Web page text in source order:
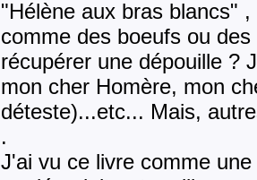
"Hélène aux bras blancs"
comme des boeufs ou
récupérer une dépouille ?
mon cher Homère, mon
déteste)...etc... Mais,
.
J'ai vu ce livre comme